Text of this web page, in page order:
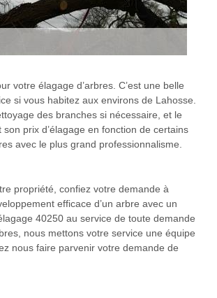
votre élagage d’arbres. C’est une belle
si vous habitez aux environs de Lahosse.
des branches si nécessaire, et le
prix d’élagage en fonction de certains
avec le plus grand professionnalisme.
propriété, confiez votre demande à
efficace d’un arbre avec un
40250 au service de toute demande
nous mettons votre service une équipe
nous faire parvenir votre demande de